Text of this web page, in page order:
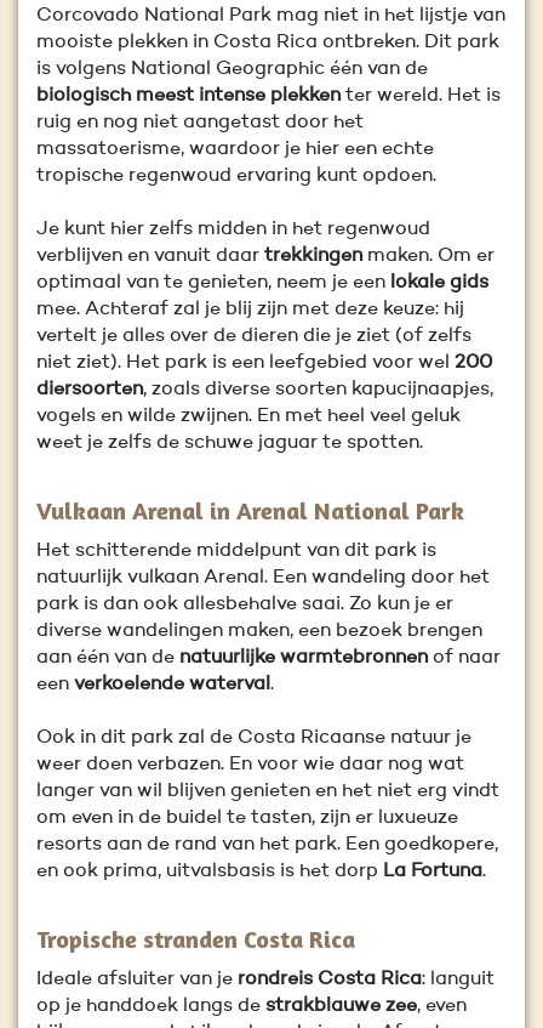
Corcovado National Park mag niet in het lijstje van
mooiste plekken in Costa Rica ontbreken. Dit park
is volgens National Geographic één van de
biologisch meest intense plekkenter wereld. Het is
ruig en nog niet aangetast door het
massatoerisme, waardoor je hier een echte
tropische regenwoud ervaring kunt opdoen.
Je kunt hier zelfs midden in het regenwoud
verblijven en vanuit daar trekkingenmaken. Om er
optimaal van te genieten, neem je een lokale gids
mee. Achteraf zal je blij zijn met deze keuze: hij
vertelt je alles over de dieren die je ziet (of zelfs
niet ziet). Het park is een leefgebied voor wel 200
diersoorten, zoals diverse soorten kapucijnaapjes,
vogels en wilde zwijnen. En met heel veel geluk
weet je zelfs de schuwe jaguar te spotten.
Vulkaan Arenal in Arenal National Park
Het schitterende middelpunt van dit park is
natuurlijk vulkaan Arenal. Een wandeling door het
park is dan ook allesbehalve saai. Zo kun je er
diverse wandelingen maken, een bezoek brengen
aan één van de natuurlijke warmtebronnenof naar
een verkoelende waterval .
Ook in dit park zal de Costa Ricaanse natuur je
weer doen verbazen. En voor wie daar nog wat
langer van wil blijven genieten en het niet erg vindt
om even in de buidel te tasten, zijn er luxueuze
resorts aan de rand van het park. Een goedkopere,
en ook prima, uitvalsbasis is het dorp La Fortuna.
Tropische stranden Costa Rica
Ideale afsluiter van je rondreis Costa Rica: languit
op je handdoek langs de strakblauwe zee, even